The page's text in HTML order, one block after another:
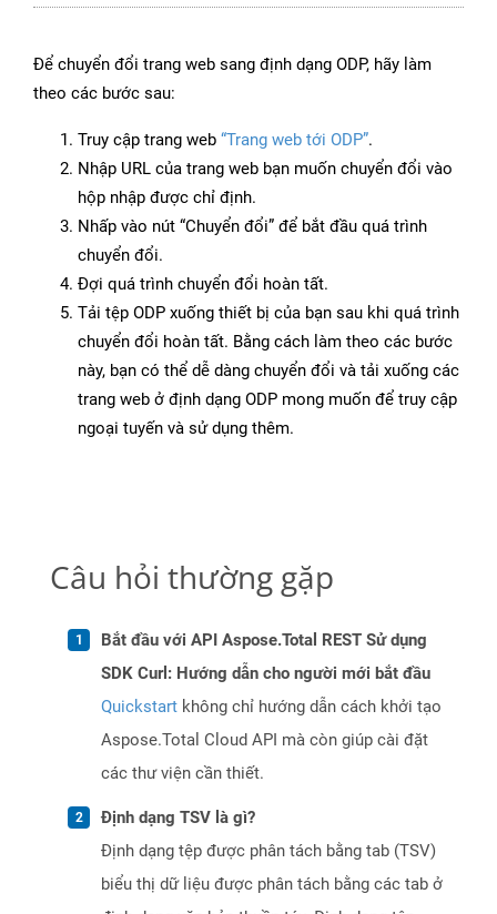
Để chuyển đổi trang web sang định dạng ODP, hãy làm
theo các bước sau:
Truy cập trang web “Trang web tới ODP”.
Nhập URL của trang web bạn muốn chuyển đổi vào
hộp nhập được chỉ định.
Nhấp vào nút “Chuyển đổi” để bắt đầu quá trình
chuyển đổi.
Đợi quá trình chuyển đổi hoàn tất.
Tải tệp ODP xuống thiết bị của bạn sau khi quá trình
chuyển đổi hoàn tất. Bằng cách làm theo các bước
này, bạn có thể dễ dàng chuyển đổi và tải xuống các
trang web ở định dạng ODP mong muốn để truy cập
ngoại tuyến và sử dụng thêm.
Câu hỏi thường gặp
Bắt đầu với API Aspose.Total REST Sử dụng
SDK Curl: Hướng dẫn cho người mới bắt đầu
Quickstart không chỉ hướng dẫn cách khởi tạo
Aspose.Total Cloud API mà còn giúp cài đặt
các thư viện cần thiết.
Định dạng TSV là gì?
Định dạng tệp được phân tách bằng tab (TSV)
biểu thị dữ liệu được phân tách bằng các tab ở